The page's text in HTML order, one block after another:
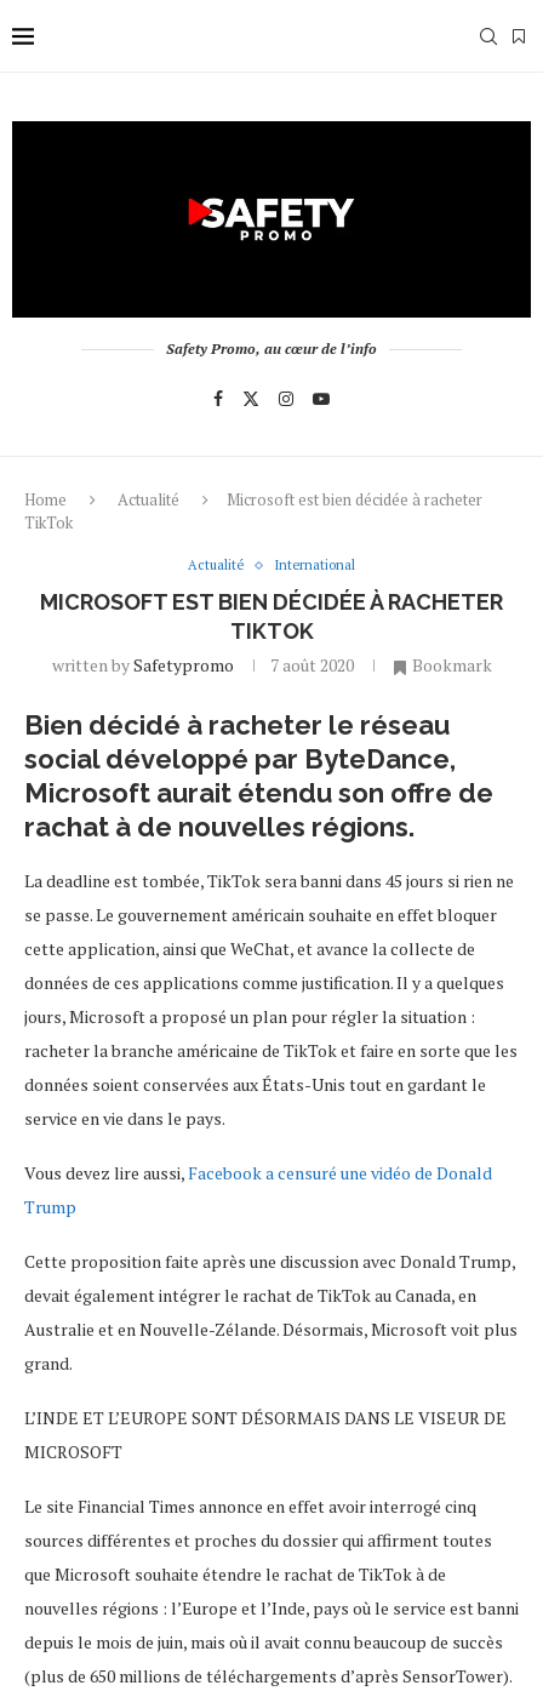
Safety Promo, au cœur de l’info
Home Actualité
Microsoft est bien décidée à racheter
TikTok
Actualité International
MICROSOFT EST BIEN DÉCIDÉE À RACHETER
TIKTOK
written bySafetypromo 7 août 2020 Bookmark
Bien décidé à racheter le réseau
social développé par ByteDance,
Microsoft aurait étendu son offre de
rachat à de nouvelles régions.
La deadline est tombée, TikTok sera banni dans 45 jours si rien ne
se passe. Le gouvernement américain souhaite en effet bloquer
cette application, ainsi que WeChat, et avance la collecte de
données de ces applications comme justification. Il y a quelques
jours, Microsoft a proposé un plan pour régler la situation :
racheter la branche américaine de TikTok et faire en sorte que les
données soient conservées aux États-Unis tout en gardant le
service en vie dans le pays.
Vous devez lire aussi,Facebook a censuré une vidéo de Donald
Trump
Cette proposition faite après une discussion avec Donald Trump,
devait également intégrer le rachat de TikTok au Canada, en
Australie et en Nouvelle-Zélande. Désormais, Microsoft voit plus
grand.
L’INDE ET L’EUROPE SONT DÉSORMAIS DANS LE VISEUR DE
MICROSOFT
Le site Financial Times annonce en effet avoir interrogé cinq
sources différentes et proches du dossier qui affirment toutes
que Microsoft souhaite étendre le rachat de TikTok à de
nouvelles régions : l’Europe et l’Inde, pays où le service est banni
depuis le mois de juin, mais où il avait connu beaucoup de succès
(plus de 650 millions de téléchargements d’après SensorTower).